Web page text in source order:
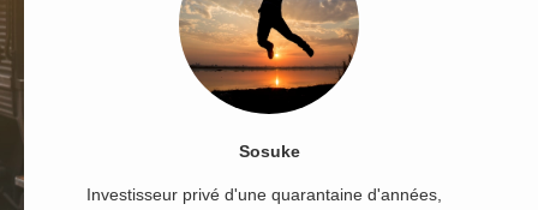
Sosuke
Investisseur privé d'une quarantaine d'années,